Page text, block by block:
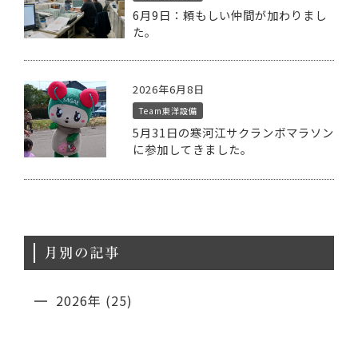
6月9日：頼もしい仲間が加わりまし
た。
2026年6月8日
Team東洋設備
5月31日の寒河江サクランボマラソン
に参加してきました。
月別の記事
2026年 (25)